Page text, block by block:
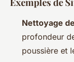
Nettoyage
profondeur
poussière et